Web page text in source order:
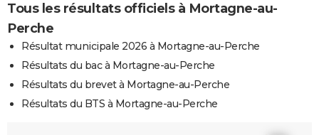
Tous les résultats officiels à Mortagne-au-
Perche
Résultat municipale 2026 à Mortagne-au-Perche
Résultats du bac à Mortagne-au-Perche
Résultats du brevet à Mortagne-au-Perche
Résultats du BTS à Mortagne-au-Perche